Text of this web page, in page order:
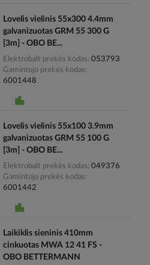
Lovelis vielinis 55x300 4.4mm
galvanizuotas GRM 55 300 G
[3m] - OBO BE...
Elektrobalt prekės kodas 053793
Gamintojo prekės kodas
6001448
Lovelis vielinis 55x100 3.9mm
galvanizuotas GRM 55 100 G
[3m] - OBO BE...
Elektrobalt prekės kodas 049376
Gamintojo prekės kodas
6001442
Laikiklis sieninis 410mm
cinkuotas MWA 12 41 FS -
OBO BETTERMANN